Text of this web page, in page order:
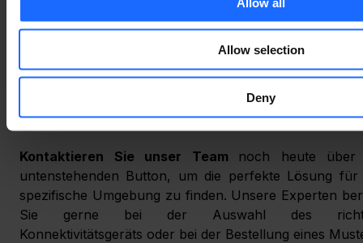
Allow selection
Deny
BEREIT FÜR ZWECKORIENTIERTE
KONNEKTIVITÄT?
Kontaktieren Sie unser Team noch heute über
untenstehenden Button, um die perfekte Lösung
spezifische Umgebung zu finden. Unsere Experten
Sie gerne bei der Auswahl des
Konnektivitätsgeräts oder bei der Bestellung eines